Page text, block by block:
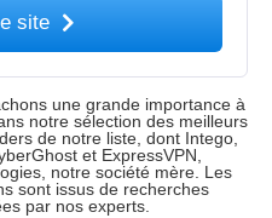
site
une grande importance à
notre sélection des meilleurs
de notre liste, dont Intego,
et ExpressVPN,
notre société mère. Les
sont issus de recherches
par nos experts.